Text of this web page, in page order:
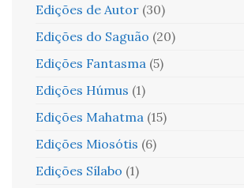
Edições de Autor (30)
Edições do Saguão (20)
Edições Fantasma (5)
Edições Húmus (1)
Edições Mahatma (15)
Edições Miosótis (6)
Edições Sílabo (1)